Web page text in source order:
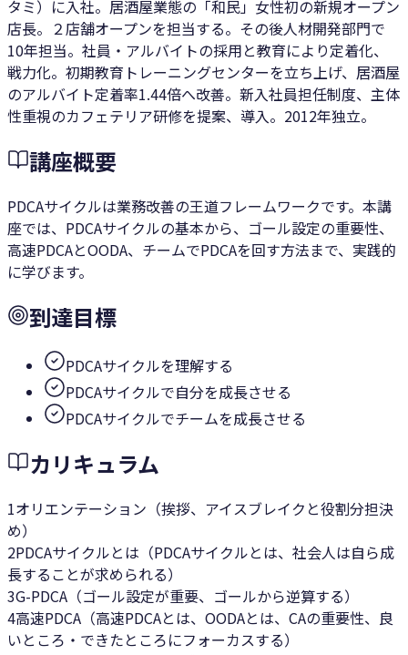
タミ）に入社。居酒屋業態の「和民」女性初の新規オープン
店長。２店舗オープンを担当する。その後人材開発部門で
10年担当。社員・アルバイトの採用と教育により定着化、
戦力化。初期教育トレーニングセンターを立ち上げ、居酒屋
のアルバイト定着率1.44倍へ改善。新入社員担任制度、主体
性重視のカフェテリア研修を提案、導入。2012年独立。
講座概要
PDCAサイクルは業務改善の王道フレームワークです。本講
座では、PDCAサイクルの基本から、ゴール設定の重要性、
高速PDCAとOODA、チームでPDCAを回す方法まで、実践的
に学びます。
到達目標
PDCAサイクルを理解する
PDCAサイクルで自分を成長させる
PDCAサイクルでチームを成長させる
カリキュラム
1オリエンテーション（挨拶、アイスブレイクと役割分担決
め）
2PDCAサイクルとは（PDCAサイクルとは、社会人は自ら成
長することが求められる）
3G-PDCA（ゴール設定が重要、ゴールから逆算する）
4高速PDCA（高速PDCAとは、OODAとは、CAの重要性、良
いところ・できたところにフォーカスする）